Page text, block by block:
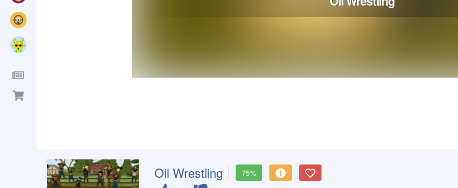
Oil Wrestling
75%